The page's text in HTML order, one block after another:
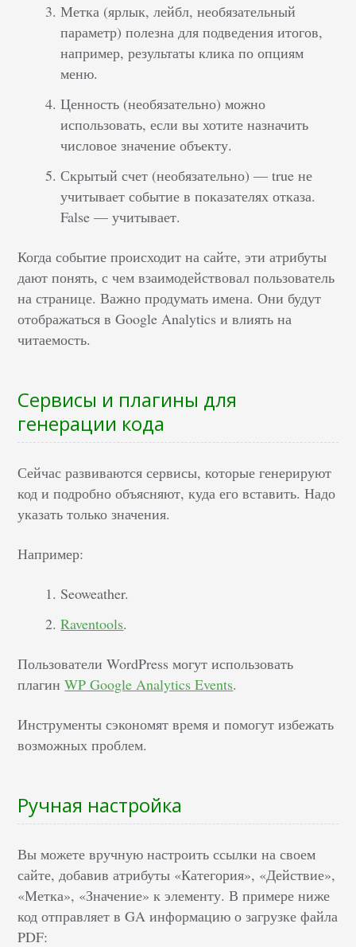
Метка (ярлык, лейбл, необязательный
параметр) полезна для подведения итогов,
например, результаты клика по опциям
меню.
Ценность (необязательно) можно
использовать, если вы хотите назначить
числовое значение объекту.
Скрытый счет (необязательно) — true не
учитывает событие в показателях отказа.
False — учитывает.
Когда событие происходит на сайте, эти атрибуты
дают понять, с чем взаимодействовал пользователь
на странице. Важно продумать имена. Они будут
отображаться в Google Analytics и влиять на
читаемость.
Сервисы и плагины для
генерации кода
Сейчас развиваются сервисы, которые генерируют
код и подробно объясняют, куда его вставить. Надо
указать только значения.
Например:
Seoweather.
Raventools.
Пользователи WordPress могут использовать
плагинWP Google Analytics Events.
Инструменты сэкономят время и помогут избежать
возможных проблем.
Ручная настройка
Вы можете вручную настроить ссылки на своем
сайте, добавив атрибуты «Категория», «Действие»,
«Метка», «Значение» к элементу. В примере ниже
код отправляет в GA информацию о загрузке файла
PDF: